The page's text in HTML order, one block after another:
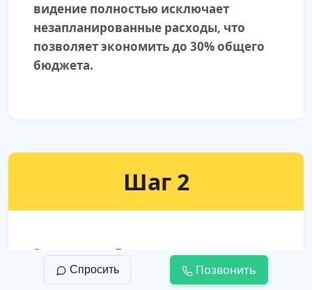
видение полностью исключает
незапланированные расходы, что
позволяет экономить до 30% общего
бюджета.
Шаг 2
Заключение Договора подряда
Договор — это, в первую очередь,
Спросить Позвонить